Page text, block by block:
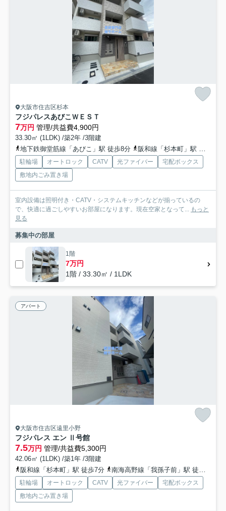
大阪市住吉区杉本
フジパレスあびこＷＥＳＴ
7万円 管理/共益費4,900円
33.30㎡ (1LDK) /築2年 /3階建
地下鉄御堂筋線「あびこ」駅 徒歩8分
阪和線「杉本町」駅 徒歩10分
駐輪場 オートロック CATV 光ファイバー
宅配ボックス
敷地内ごみ置き場
室内設備は照明付き・CATV・システムキッチンなどが揃っているの
で、快適に過ごしやすいお部屋になります。現在空家となって... もっと
見る
募集中の部屋
1階
7万円
1階 / 33.30㎡ / 1LDK
アパート
大阪市住吉区遠里小野
フジパレス エン Ⅱ号館
7.5万円 管理/共益費5,300円
42.06㎡ (1LDK) /築1年 /3階建
阪和線「杉本町」駅 徒歩7分
南海高野線「我孫子前」駅 徒歩12分
駐輪場 オートロック CATV 光ファイバー
宅配ボックス
敷地内ごみ置き場